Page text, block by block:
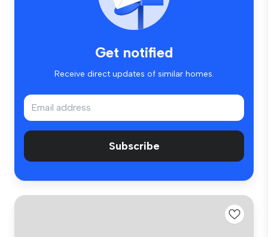
Get notified
Receive direct updates of similar homes.
Subscribe